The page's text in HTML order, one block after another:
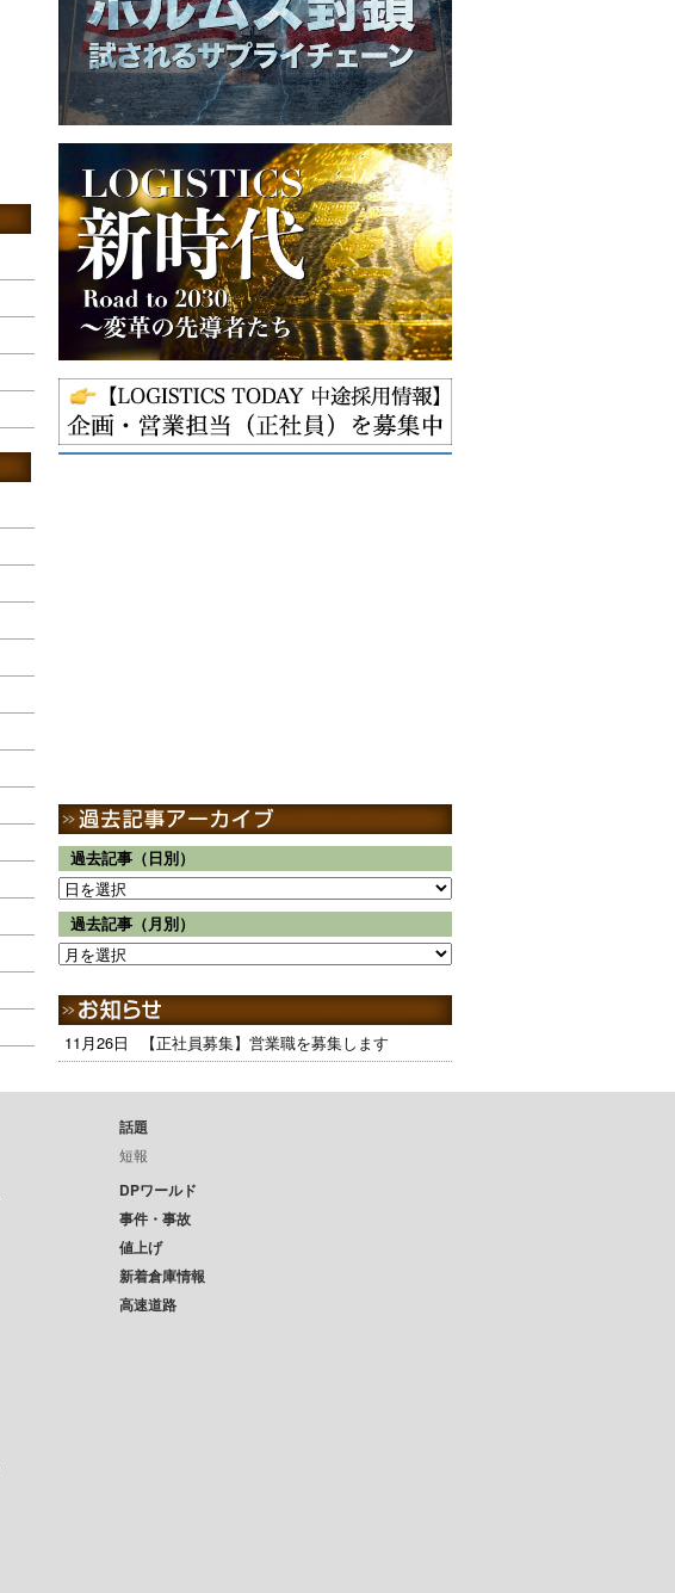
過去記事（日別）
過去記事（月別）
11月26日 【正社員募集】営業職を募集します
話題
短報
DPワールド
事件・事故
値上げ
新着倉庫情報
高速道路